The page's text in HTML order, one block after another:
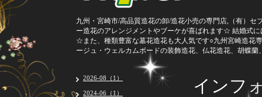
九州・宮崎市/高品質造花の卸/造花小売の専門店,（有）
ー造花のアレンジメントやブーケが喜ばれます☆ 結婚式
☆また、種類豊富な墓花造花も大人気です○九州宮崎造花
ージュ・ウェルカムボードの装飾造花、仏花造花、胡蝶蘭
インフ
2026-08（1）
2024-06（1）